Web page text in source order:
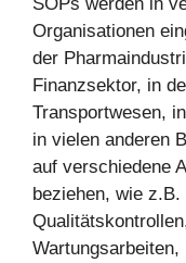
Organisationen
der
Finanzsektor, in
Transportwesen,
in vielen anderen
auf verschiedene
beziehen, wie
Wartungsarbeiten,